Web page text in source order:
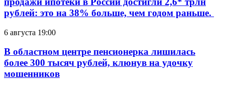
рублей: это на 38% больше, чем годом раньше.
6 августа 19:00
В областном центре пенсионерка лишилась
более 300 тысяч рублей, клюнув на удочку
мошенников